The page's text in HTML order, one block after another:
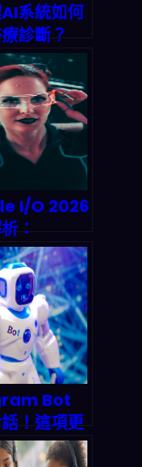
系統如何
診斷？
三大預測
析
I/O 2026
：
Omni 與
XR 眼鏡
人機互動
開發者視
Bot
！這項更
爆 2027